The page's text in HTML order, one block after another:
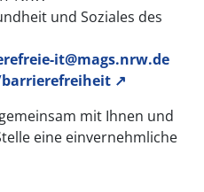
und Soziales des
it@mags.nrw.de
↗
mit Ihnen und
eine einvernehmliche